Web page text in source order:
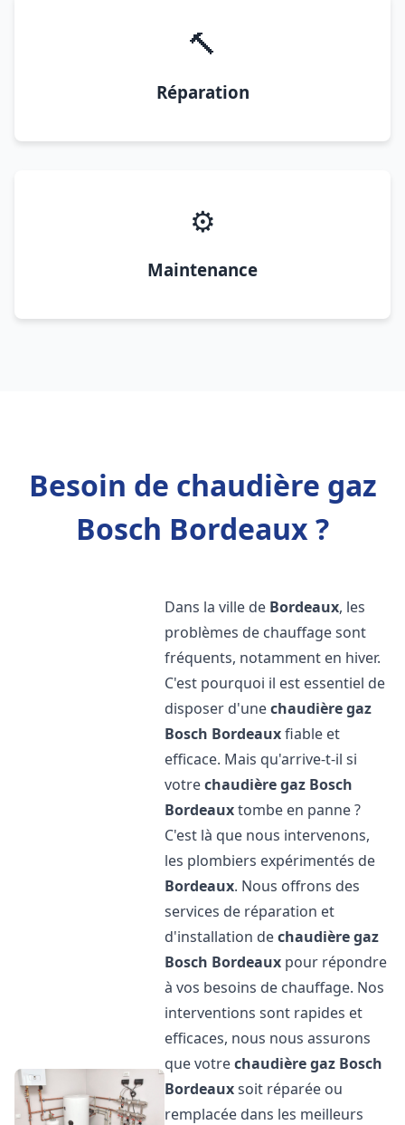
🔨
Réparation
⚙️
Maintenance
Besoin de chaudière gaz
Bosch Bordeaux ?
Dans la ville de Bordeaux, les
problèmes de chauffage sont
fréquents, notamment en hiver.
C'est pourquoi il est essentiel de
disposer d'unechaudière gaz
Bosch Bordeauxfiable et
efficace. Mais qu'arrive-t-il si
votrechaudière gaz Bosch
Bordeauxtombe en panne ?
C'est là que nous intervenons,
les plombiers expérimentés de
Bordeaux. Nous offrons des
services de réparation et
d'installation dechaudière gaz
Bosch Bordeaux pour répondre
à vos besoins de chauffage. Nos
interventions sont rapides et
efficaces, nous nous assurons
que votrechaudière gaz Bosch
Bordeauxsoit réparée ou
remplacée dans les meilleurs